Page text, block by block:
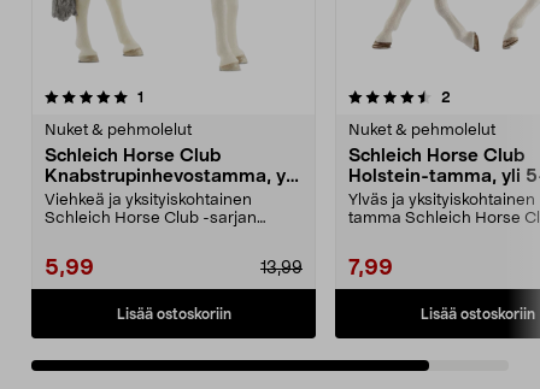
1
Nuket & pehmolelut
Schleich Horse Club
Knabstrupinhevostamma, yli
5-vuotiaille
Viehkeä ja yksityiskohtainen
Schleich Horse Club -sarjan
13,99
5,99
Lisää ostoskoriin
4.5viidestä
2
Nuket & pehmolelut
Schleich Horse Club
Holstein-tamma, yli
vuotiaille
Ylväs ja
tamma Schleich Horse
7,99
Lisää ostoskoriin